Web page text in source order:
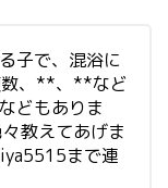
子で、混浴に
、**、**など
どもありま
教えてあげま
まで連